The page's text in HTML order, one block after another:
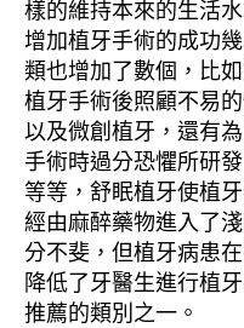
樣的維持本來的生活
增加植牙手術的成功
類也增加了數個，比
植牙手術後照顧不易
以及微創植牙，還有
手術時過分恐懼所研
等等，舒眠植牙使植
經由麻醉藥物進入了
分不斐，但植牙病患
降低了牙醫生進行植
推薦的類別之一。